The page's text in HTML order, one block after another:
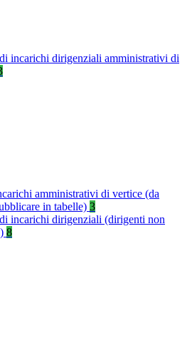
incarichi dirigenziali amministrativi di
amministrativi di vertice (da
in tabelle) 3
incarichi dirigenziali (dirigenti non
8